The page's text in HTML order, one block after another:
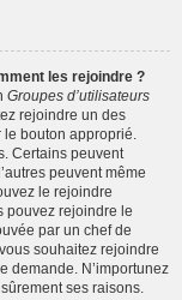
les rejoindre ?
Groupes d’utilisateurs
rejoindre un des
bouton approprié.
Certains peuvent
peuvent même
le rejoindre
pouvez rejoindre le
par un chef de
souhaitez rejoindre
demande. N’importunez
ses raisons.